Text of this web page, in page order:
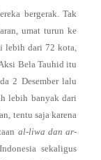
bergerak. Tak
umat turun ke
lebih dari 72 kota,
Bela Tauhid itu
2 Desember lalu
lebih banyak dari
tentu saja karena
al-liwa dan ar-
sekaligus